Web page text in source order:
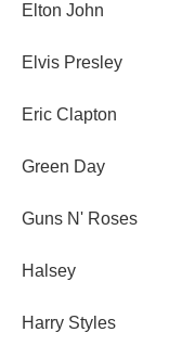
Elton John
Elvis Presley
Eric Clapton
Green Day
Guns N' Roses
Halsey
Harry Styles